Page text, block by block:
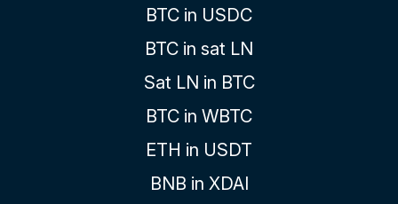
BTC in USDC
BTC in sat LN
Sat LN in BTC
BTC in WBTC
ETH in USDT
BNB in XDAI